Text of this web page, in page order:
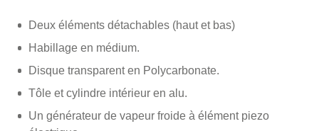
Deux éléments détachables (haut et bas)
Habillage en médium.
Disque transparent en Polycarbonate.
Tôle et cylindre intérieur en alu.
Un générateur de vapeur froide à élément piezo